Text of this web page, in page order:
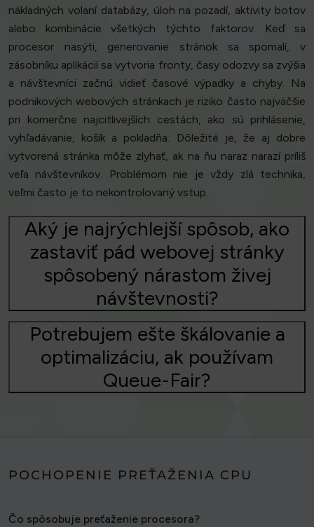
nákladných volaní databázy, úloh na pozadí, aktivity botov
alebo kombinácie všetkých týchto faktorov. Keď sa
procesor nasýti, generovanie stránok sa spomalí, v
zásobníku aplikácií sa vytvoria fronty, časy odozvy sa zvýšia
a návštevníci začnú vidieť časové výpadky a chyby. Na
podnikových webových stránkach je riziko často najväčšie
pri komerčne najcitlivejších cestách, ako sú prihlásenie,
vyhľadávanie, košík a pokladňa. Dôležité je, že aj dobre
vytvorená stránka môže zlyhať, ak na ňu naraz narazí príliš
veľa návštevníkov. Problémom nie je vždy zlá technika,
veľmi často je to nekontrolovaný vstup.
Aký je najrýchlejší spôsob, ako
zastaviť pád webovej stránky
spôsobený nárastom živej
návštevnosti?
Potrebujem ešte škálovanie a
optimalizáciu, ak používam
Queue-Fair?
POCHOPENIE PREŤAŽENIA CPU
Čo spôsobuje preťaženie procesora?